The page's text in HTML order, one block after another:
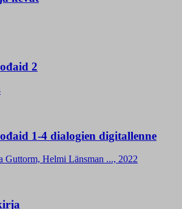
2
1-4 dialogien digitallenne
Guttorm, Helmi Länsman ..., 2022